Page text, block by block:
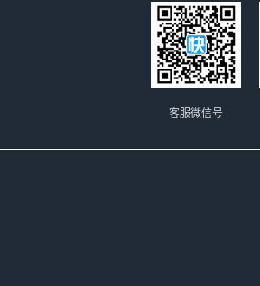
客服微信号